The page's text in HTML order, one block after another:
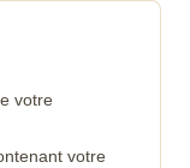
votre
votre